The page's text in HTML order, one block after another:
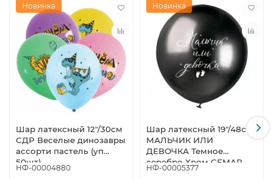
Новинка
Шар латексный 12"/30см
СДР Веселые динозавры
ассорти пастель (уп
50шт)
НФ-00004880
Новинка
Шар латексный 19"/48см
МАЛЬЧИК ИЛИ
ДЕВОЧКА Темное
серебро Хром GEMAR
SRL
НФ-00005377